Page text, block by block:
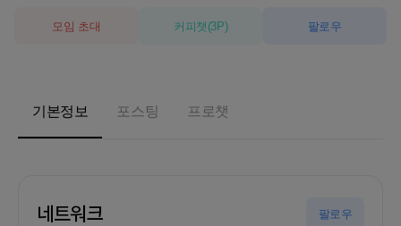
모임 초대 커피챗 (3P) 팔로우
기본정보 포스팅 프로챗
네트워크 팔로우